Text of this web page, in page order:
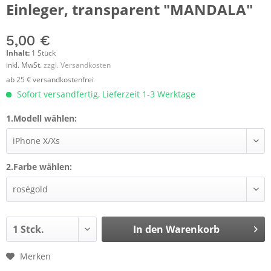
Einleger, transparent "MANDALA"
5,00 €
Inhalt: 1 Stück
inkl. MwSt.zzgl. Versandkosten
ab 25 € versandkostenfrei
Sofort versandfertig, Lieferzeit 1-3 Werktage
1.Modell wählen:
2.Farbe wählen:
In den Warenkorb
Merken